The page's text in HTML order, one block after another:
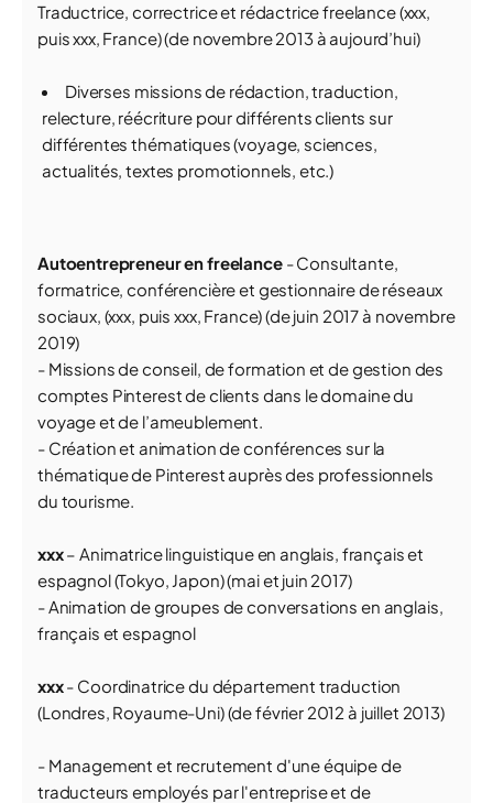
Traductrice, correctrice et rédactrice freelance (xxx,
puis xxx, France) (de novembre 2013 à aujourd’hui)
Diverses missions de rédaction, traduction,
relecture, réécriture pour différents clients sur
différentes thématiques (voyage, sciences,
actualités, textes promotionnels, etc.)
Autoentrepreneur en freelance- Consultante,
formatrice, conférencière et gestionnaire de réseaux
sociaux, (xxx, puis xxx, France) (de juin 2017 à novembre
2019)
- Missions de conseil, de formation et de gestion des
comptes Pinterest de clients dans le domaine du
voyage et de l’ameublement.
- Création et animation de conférences sur la
thématique de Pinterest auprès des professionnels
du tourisme.
xxx– Animatrice linguistique en anglais, français et
espagnol (Tokyo, Japon) (mai et juin 2017)
- Animation de groupes de conversations en anglais,
français et espagnol
xxx- Coordinatrice du département traduction
(Londres, Royaume-Uni) (de février 2012 à juillet 2013)
- Management et recrutement d'une équipe de
traducteurs employés par l'entreprise et de